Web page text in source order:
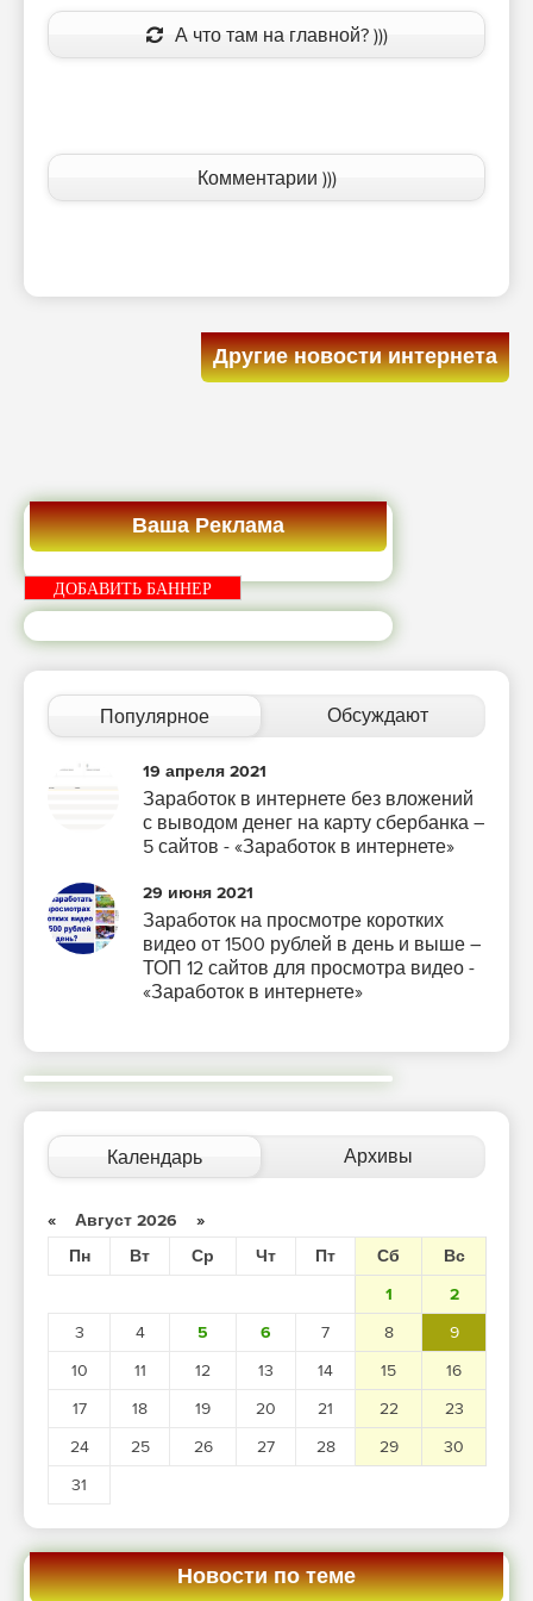
А что там на главной? )))
Комментарии )))
Другие новости интернета
Ваша Реклама
ДОБАВИТЬ БАННЕР
Популярное Обсуждают
19 апреля 2021
Заработок в интернете без вложений
с выводом денег на карту сбербанка –
5 сайтов - «Заработок в интернете»
29 июня 2021
Заработок на просмотре коротких
видео от 1500 рублей в день и выше –
ТОП 12 сайтов для просмотра видео -
«Заработок в интернете»
Календарь Архивы
« Август 2026 »
Пн
Вт Ср Чт Пт Сб
Вс
1
2
3
4 5 6 7 8
9
10
11 12 13 14 15
16
17
18 19 20 21 22
23
24
25 26 27 28 29
30
31
Новости по теме